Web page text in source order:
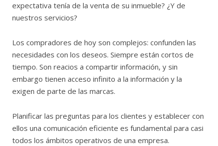
expectativa tenía de la venta de su inmueble? ¿Y de
nuestros servicios?
Los compradores de hoy son complejos: confunden las
necesidades con los deseos. Siempre están cortos de
tiempo. Son reacios a compartir información, y sin
embargo tienen acceso infinito a la información y la
exigen de parte de las marcas.
Planificar las preguntas para los clientes y establecer con
ellos una comunicación eficiente es fundamental para casi
todos los ámbitos operativos de una empresa.